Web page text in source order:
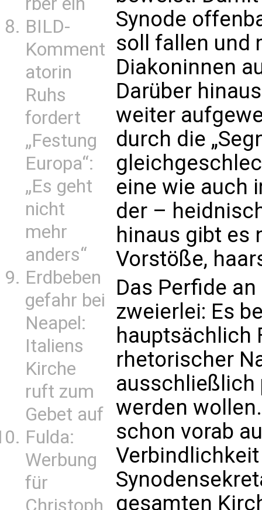
BILD-
Komment
atorin
Ruhs
fordert
„Festung
Europa“:
„Es geht
nicht
mehr
anders“
Erdbeben
gefahr bei
Neapel:
Italiens
Kirche
ruft zum
Gebet auf
Fulda:
Werbung
für
Christoph
Synode
soll fallen und
Diakoninnen
Darüber
weiter
durch die
eine wie auch
der –
hinaus gibt es
Vorstöße,
Das Perfide
zweierlei: Es
hauptsächlich
rhetorischer
werden
schon vorab
gesamten